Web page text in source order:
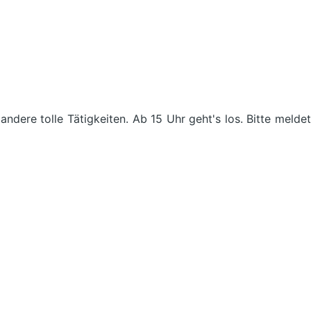
tolle Tätigkeiten. Ab 15 Uhr geht's los. Bitte meldet